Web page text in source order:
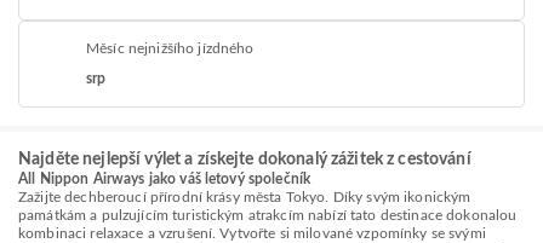
Měsíc nejnižšího jízdného
srp
Najděte nejlepší výlet a získejte dokonalý zážitek z cestování
All Nippon Airways jako váš letový společník
Zažijte dechberoucí přírodní krásy města Tokyo. Díky svým ikonickým
památkám a pulzujícím turistickým atrakcím nabízí tato destinace dokonalou
kombinaci relaxace a vzrušení. Vytvořte si milované vzpomínky se svými